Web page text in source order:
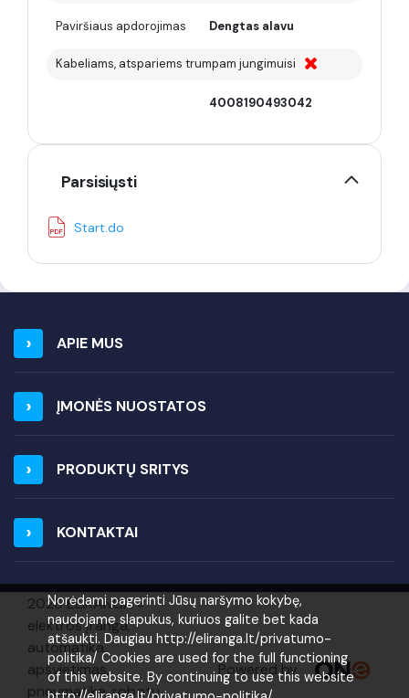
Norėdami pagerinti Jūsų naršymo kokybę,
naudojame slapukus, kuriuos galite bet kada
atšaukti. Daugiau http://eliranga.lt/privatumo-
politika/ Cookies are used for the full functioning
of this website. By continuing to use this website
Paviršiaus apdorojimas Dengtas alavu
Kabeliams, atspariems trumpam jungimuisi
4008190493042
Parsisiųsti
Start.do
APIE MUS
ĮMONĖS NUOSTATOS
PRODUKTŲ SRITYS
KONTAKTAI
2026 ELIRANGA =
elektros įranga,
automatika,
apšvietimas,
pneumatika, robotų
Powered by